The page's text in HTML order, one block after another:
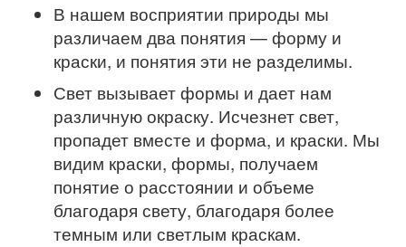
В нашем восприятии природы мы
различаем два понятия — форму и
краски, и понятия эти не разделимы.
Свет вызывает формы и дает нам
различную окраску. Исчезнет свет,
пропадет вместе и форма, и краски. Мы
видим краски, формы, получаем
понятие о расстоянии и объеме
благодаря свету, благодаря более
темным или светлым краскам.